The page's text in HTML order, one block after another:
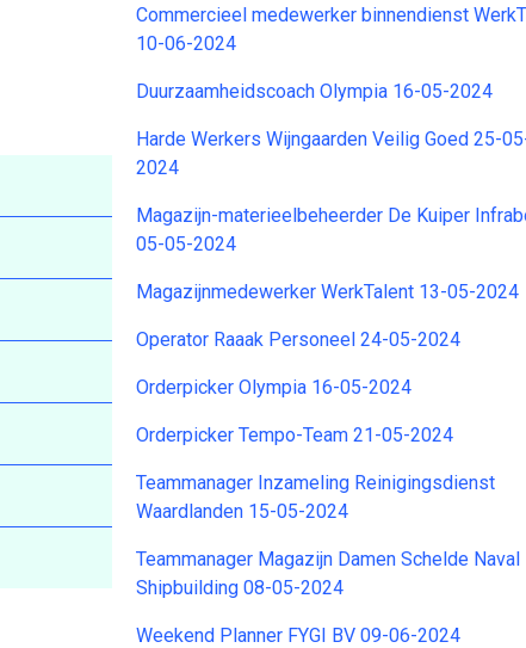
Commercieel medewerker binnendienst
10-06-2024
Duurzaamheidscoach Olympia 16-05-2024
Harde Werkers Wijngaarden Veilig Goed 25-
2024
Magazijn-materieelbeheerder De Kuiper
05-05-2024
Magazijnmedewerker WerkTalent 13-05-2024
Operator Raaak Personeel 24-05-2024
Orderpicker Olympia 16-05-2024
Orderpicker Tempo-Team 21-05-2024
Teammanager Inzameling Reinigingsdienst
Waardlanden 15-05-2024
Teammanager Magazijn Damen Schelde Naval
Shipbuilding 08-05-2024
Weekend Planner FYGI BV 09-06-2024